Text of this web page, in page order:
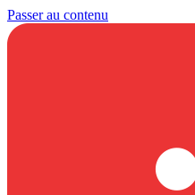
Passer au contenu